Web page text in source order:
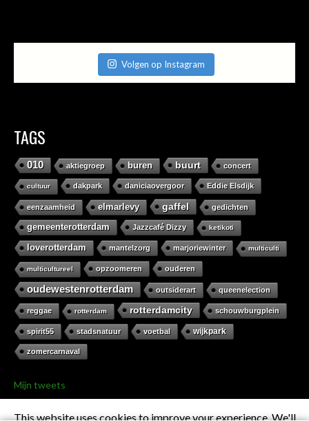
Volgen op Instagram
TAGS
010 aktiegroep buren buurt concert
cultuur dakpark daniciaovergoor Eddie Elsdijk
eenzaamheid elmarlevy gaffel gedichten
gemeenterotterdam Jazzcafé Dizzy ketikoti
loverotterdam mantelzorg marjoriewinter multiculti
multicultureel opzoomeren ouderen
oudewestenrotterdam outsiderart queenelection
reggae rotterdam rotterdamcity schouwburgplein
spirit55 stadsnatuur voetbal wijkpark
zomercarnaval
Mijn tweets
This website uses cookies to improve your experience. We'll